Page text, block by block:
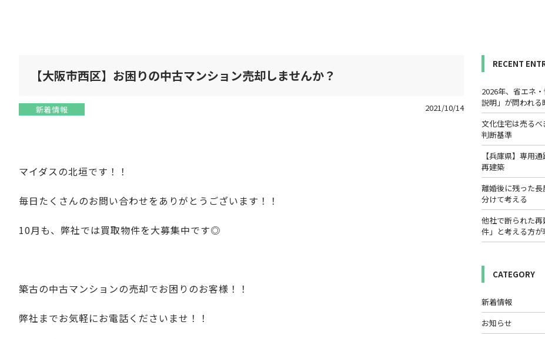
【大阪市西区】お困りの中古マンション売却しませんか？
新着情報 2021/10/14
マイダスの北垣です！！
毎日たくさんのお問い合わせをありがとうございます！！
10月も、弊社では買取物件を大募集中です◎
築古の中古マンションの売却でお困りのお客様！！
弊社までお気軽にお電話くださいませ！！
RECENT
2026年、省エネ
説明」が問われる
文化住宅は売る
判断基準
【兵庫県】専用
再建築
離婚後に残った
分けて考える
他社で断られた
件」と考える方が
CATEGORY
新着情報
お知らせ